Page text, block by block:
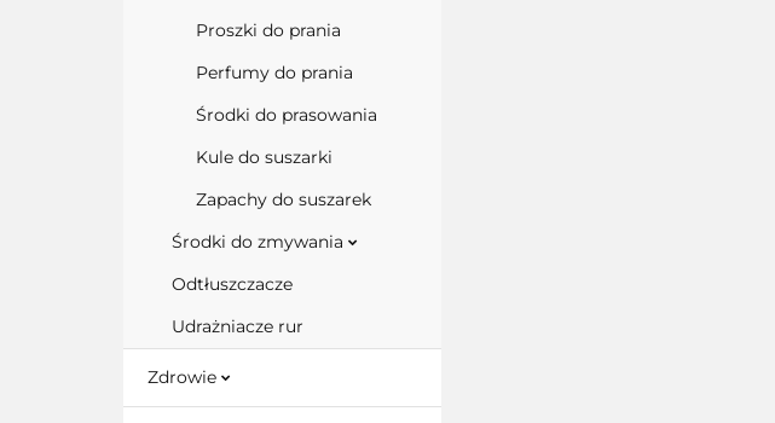
Proszki do prania
Perfumy do prania
Środki do prasowania
Kule do suszarki
Zapachy do suszarek
Środki do zmywania
Odtłuszczacze
Udrażniacze rur
Zdrowie